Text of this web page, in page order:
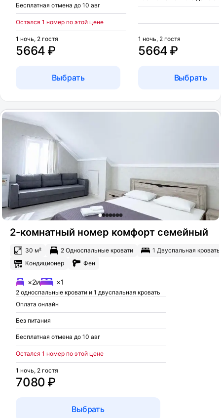
Бесплатная отмена до 10 авг
Остался 1 номер по этой цене
5664 ₽
1 ночь, 2 гостя
Выбрать
5664 ₽
1 ночь, 2 гостя
Выбрать
2-комнатный номер комфорт семейный
30 м² 2 Односпальные кровати
1 Двуспальная кровать
Кондиционер
Фен
×2и ×1
2 односпальные кровати и 1 двуспальная кровать
Оплата онлайн
Без питания
Бесплатная отмена до 10 авг
Остался 1 номер по этой цене
7080 ₽
1 ночь, 2 гостя
Выбрать